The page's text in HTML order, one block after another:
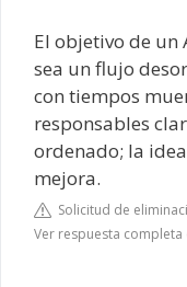
El objetivo de un
sea un flujo
con tiempos
responsables
ordenado; la
mejora.
Solicitud de
Ver respuesta